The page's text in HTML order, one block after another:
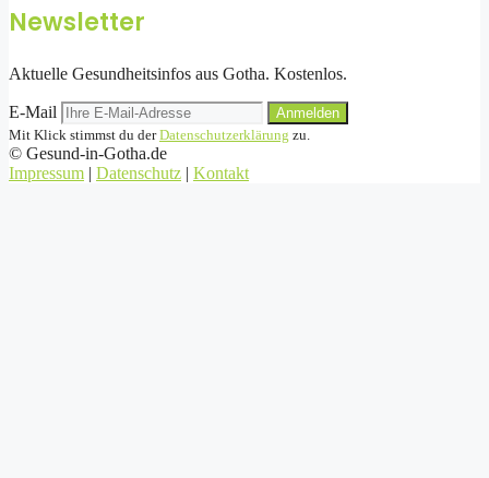
Newsletter
Aktuelle Gesundheitsinfos aus Gotha. Kostenlos.
E-Mail
Anmelden
Mit Klick stimmst du derDatenschutzerklärung zu.
© Gesund-in-Gotha.de
Impressum | Datenschutz | Kontakt